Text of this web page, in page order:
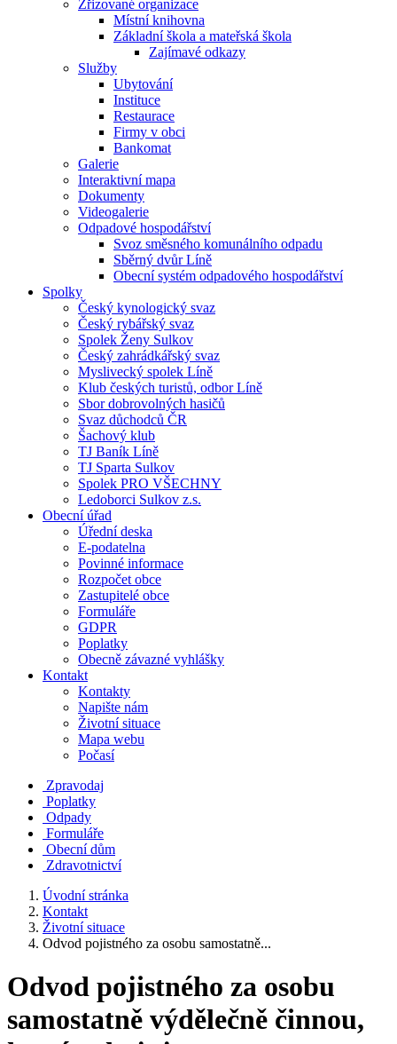
Zřizované organizace
Místní knihovna
Základní škola a mateřská škola
Zajímavé odkazy
Služby
Ubytování
Instituce
Restaurace
Firmy v obci
Bankomat
Galerie
Interaktivní mapa
Dokumenty
Videogalerie
Odpadové hospodářství
Svoz směsného komunálního odpadu
Sběrný dvůr Líně
Obecní systém odpadového hospodářství
Spolky
Český kynologický svaz
Český rybářský svaz
Spolek Ženy Sulkov
Český zahrádkářský svaz
Myslivecký spolek Líně
Klub českých turistů, odbor Líně
Sbor dobrovolných hasičů
Svaz důchodců ČR
Šachový klub
TJ Baník Líně
TJ Sparta Sulkov
Spolek PRO VŠECHNY
Ledoborci Sulkov z.s.
Obecní úřad
Úřední deska
E-podatelna
Povinné informace
Rozpočet obce
Zastupitelé obce
Formuláře
GDPR
Poplatky
Obecně závazné vyhlášky
Kontakt
Kontakty
Napište nám
Životní situace
Mapa webu
Počasí
Zpravodaj
Poplatky
Odpady
Formuláře
Obecní dům
Zdravotnictví
Úvodní stránka
Kontakt
Životní situace
Odvod pojistného za osobu samostatně...
Odvod pojistného za osobu
samostatně výdělečně činnou,